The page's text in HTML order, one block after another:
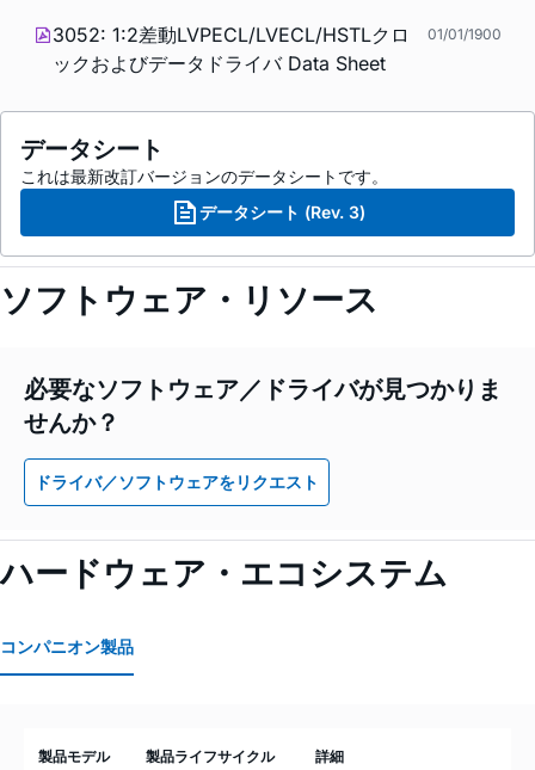
3052: 1:2差動LVPECL/LVECL/HSTLクロ
ックおよびデータドライバ Data Sheet
01/01/1900
データシート
これは最新改訂バージョンのデータシートです。
データシート (Rev. 3)
ソフトウェア・リソース
必要なソフトウェア／ドライバが見つかりま
せんか？
ドライバ／ソフトウェアをリクエスト
ハードウェア・エコシステム
コンパニオン製品
製品モデル 製品ライフサイクル 詳細